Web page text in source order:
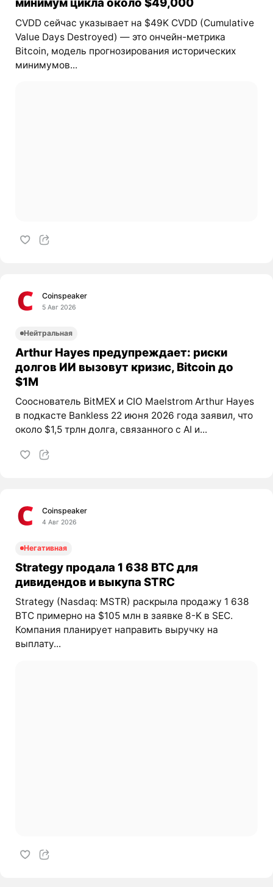
CVDD сейчас указывает на $49K CVDD (Cumulative
Value Days Destroyed) — это ончейн-метрика
Bitcoin, модель прогнозирования исторических
минимумов...
Coinspeaker
5 Авг 2026
Нейтральная
Arthur Hayes предупреждает: риски
долгов ИИ вызовут кризис, Bitcoin до
$1M
Сооснователь BitMEX и CIO Maelstrom Arthur Hayes
в подкасте Bankless 22 июня 2026 года заявил, что
около $1,5 трлн долга, связанного с AI и...
Coinspeaker
4 Авг 2026
Негативная
Strategy продала 1 638 BTC для
дивидендов и выкупа STRC
Strategy (Nasdaq: MSTR) раскрыла продажу 1 638
BTC примерно на $105 млн в заявке 8-K в SEC.
Компания планирует направить выручку на
выплату...